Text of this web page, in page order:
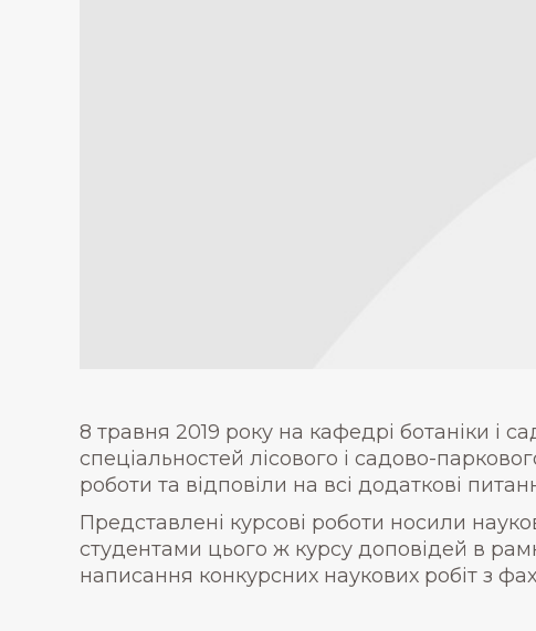
8 травня 2019 року на кафедрі ботаніки і
спеціальностей лісового і садово-
роботи та відповіли на всі додаткові
Представлені курсові роботи носили
студентами цього ж курсу доповідей в
написання конкурсних наукових робіт з